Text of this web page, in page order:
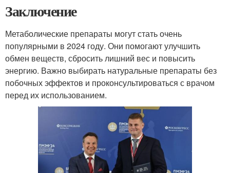
Заключение
Метаболические препараты могут стать очень
популярными в 2024 году. Они помогают улучшить
обмен веществ, сбросить лишний вес и повысить
энергию. Важно выбирать натуральные препараты без
побочных эффектов и проконсультироваться с врачом
перед их использованием.